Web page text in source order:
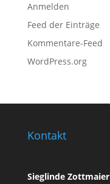
Anmelden
Feed der Einträge
Kommentare-Feed
WordPress.org
Kontakt
Sieglinde Zottmaier